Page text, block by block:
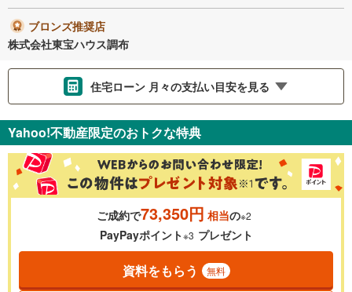
ブロンズ推奨店
株式会社東宝ハウス調布
住宅ローン 月々の支払い目安を見る
金利 ％
0.01%
Yahoo!不動産限定のおトクな特典
ご成約で73,350円 相当の※2
PayPayポイント※3 プレゼント
資料をもらう 無料